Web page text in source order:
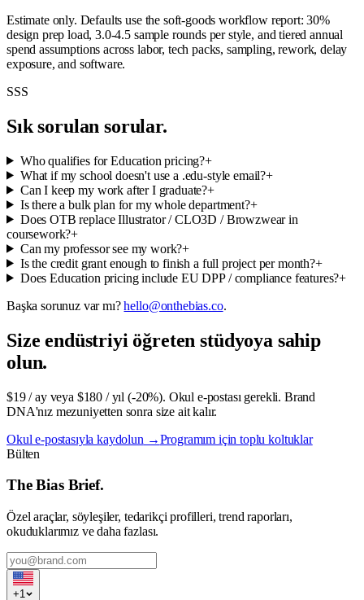
Estimate only. Defaults use the soft-goods workflow report: 30%
design prep load, 3.0-4.5 sample rounds per style, and tiered annual
spend assumptions across labor, tech packs, sampling, rework, delay
exposure, and software.
SSS
Sık sorulan sorular.
Who qualifies for Education pricing?+
What if my school doesn't use a .edu-style email?+
Can I keep my work after I graduate?+
Is there a bulk plan for my whole department?+
Does OTB replace Illustrator / CLO3D / Browzwear in
coursework?+
Can my professor see my work?+
Is the credit grant enough to finish a full project per month?+
Does Education pricing include EU DPP / compliance features?+
Başka sorunuz var mı? hello@onthebias.co.
Size endüstriyi öğreten stüdyoya sahip
olun.
$19 / ay veya $180 / yıl (-20%). Okul e-postası gerekli. Brand
DNA'nız mezuniyetten sonra size ait kalır.
Okul e-postasıyla kaydolun →Programım için toplu koltuklar
Bülten
The Bias Brief.
Özel araçlar, söyleşiler, tedarikçi profilleri, trend raporları,
okuduklarımız ve daha fazlası.
+1